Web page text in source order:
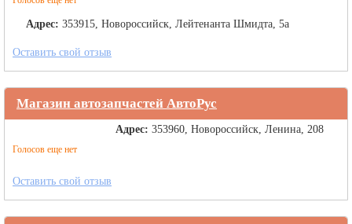
Адрес: 353915, Новороссийск, Лейтенанта Шмидта, 5а
Оставить свой отзыв
Магазин автозапчастей АвтоРус
Голосов еще нет
Адрес: 353960, Новороссийск, Ленина, 208
Оставить свой отзыв